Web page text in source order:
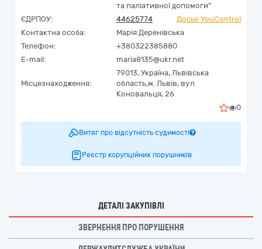
та паліативної допомоги"
ЄДРПОУ:
44625774
Досьє YouControl
Контактна особа:
Марія Деренівська
Телефон:
+380322385880
E-mail:
maria8135@ukr.net
Місцезнаходження:
79013, Україна, Львівська
область,м. Львів, вул
Коновальця, 26
0
Витяг про відсутність судимості
Реєстр корупційних порушників
ДЕТАЛІ ЗАКУПІВЛІ
ЗВЕРНЕННЯ ПРО ПОРУШЕННЯ